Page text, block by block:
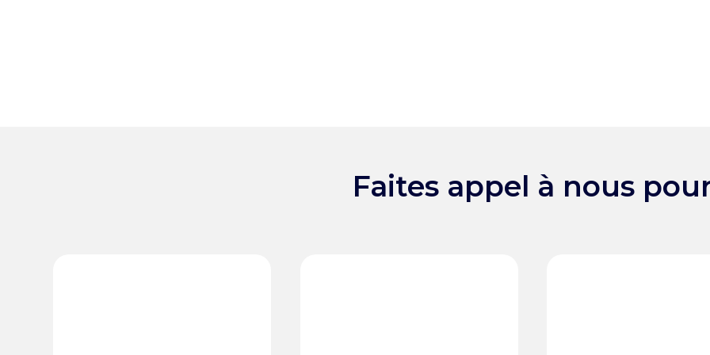
Faites appel à nous